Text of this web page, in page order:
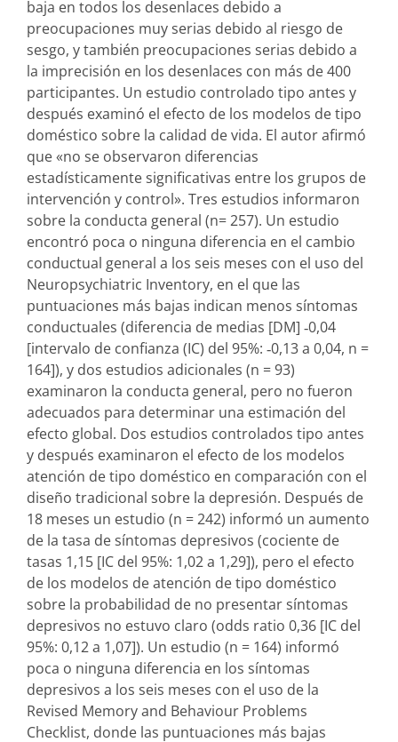
baja en todos los desenlaces debido a
preocupaciones muy serias debido al riesgo de
sesgo, y también preocupaciones serias debido a
la imprecisión en los desenlaces con más de 400
participantes. Un estudio controlado tipo antes y
después examinó el efecto de los modelos de tipo
doméstico sobre la calidad de vida. El autor afirmó
que «no se observaron diferencias
estadísticamente significativas entre los grupos de
intervención y control». Tres estudios informaron
sobre la conducta general (n= 257). Un estudio
encontró poca o ninguna diferencia en el cambio
conductual general a los seis meses con el uso del
Neuropsychiatric Inventory, en el que las
puntuaciones más bajas indican menos síntomas
conductuales (diferencia de medias [DM] ‐0,04
[intervalo de confianza (IC) del 95%: ‐0,13 a 0,04, n =
164]), y dos estudios adicionales (n = 93)
examinaron la conducta general, pero no fueron
adecuados para determinar una estimación del
efecto global. Dos estudios controlados tipo antes
y después examinaron el efecto de los modelos
atención de tipo doméstico en comparación con el
diseño tradicional sobre la depresión. Después de
18 meses un estudio (n = 242) informó un aumento
de la tasa de síntomas depresivos (cociente de
tasas 1,15 [IC del 95%: 1,02 a 1,29]), pero el efecto
de los modelos de atención de tipo doméstico
sobre la probabilidad de no presentar síntomas
depresivos no estuvo claro (odds ratio 0,36 [IC del
95%: 0,12 a 1,07]). Un estudio (n = 164) informó
poca o ninguna diferencia en los síntomas
depresivos a los seis meses con el uso de la
Revised Memory and Behaviour Problems
Checklist, donde las puntuaciones más bajas